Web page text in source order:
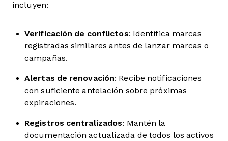
incluyen:
Verificación de conflictos: Identifica marcas
registradas similares antes de lanzar marcas o
campañas.
Alertas de renovación: Recibe notificaciones
con suficiente antelación sobre próximas
expiraciones.
Registros centralizados: Mantén la
documentación actualizada de todos los activos